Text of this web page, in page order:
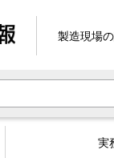
製造現場
実